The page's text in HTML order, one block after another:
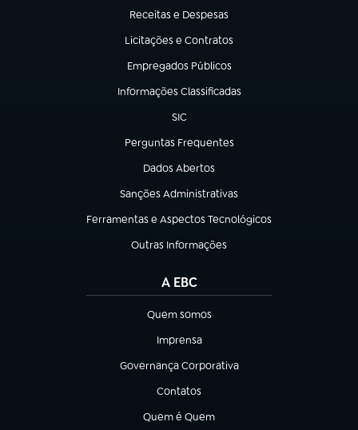
Receitas e Despesas
(abre em nova aba)
Licitações e Contratos
(abre em nova aba)
Empregados Públicos
(abre em nova aba)
Informações Classificadas
(abre em nova aba)
SIC
(abre em nova aba)
Perguntas Frequentes
(abre em nova aba)
Dados Abertos
(abre em nova aba)
Sanções Administrativas
(abre em nova aba)
Ferramentas e Aspectos Tecnológicos
(abre em nova aba)
Outras Informações
(abre em nova aba)
A EBC
Quem somos
(abre em nova aba)
Imprensa
(abre em nova aba)
Governança Corporativa
(abre em nova aba)
Contatos
(abre em nova aba)
Quem é Quem
(abre em nova aba)